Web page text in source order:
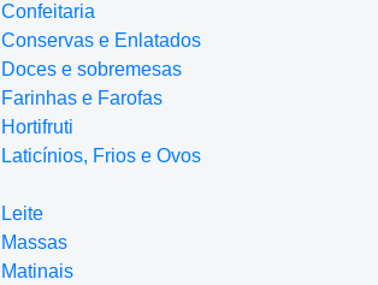
Confeitaria
Conservas e Enlatados
Doces e sobremesas
Farinhas e Farofas
Hortifruti
Laticínios, Frios e Ovos
Leite
Massas
Matinais